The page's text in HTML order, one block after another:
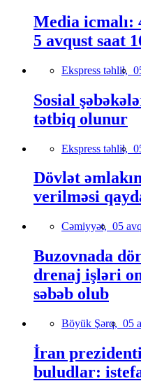
Media icmalı:
5 avqust saat
Ekspress təhlil,
Sosial
tətbiq olunur
Ekspress təhlil,
Dövlət
verilməsi
Cəmiyyət, 05
Buzovnada
drenaj işləri
səbəb olub
Böyük Şərq, 05
İran
buludlar: